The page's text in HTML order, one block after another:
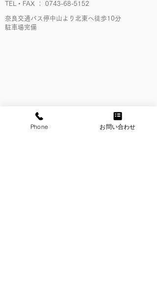
TEL・FAX ： 0743-68-5152
奈良交通バス停中山より北東へ徒歩10分
​駐車場完備
Phone お問い合わせ